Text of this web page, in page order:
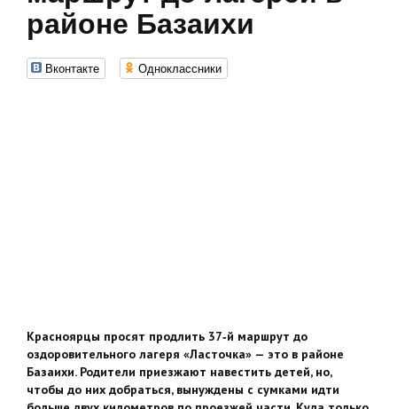
районе Базаихи
Вконтакте Одноклассники
Красноярцы просят продлить 37‑й маршрут до
оздоровительного лагеря «Ласточка» — это в районе
Базаихи. Родители приезжают навестить детей, но,
чтобы до них добраться, вынуждены с сумками идти